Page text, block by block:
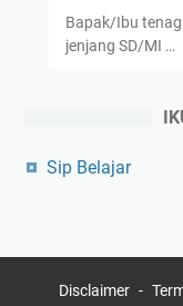
Bapak/Ibu
jenjang SD/MI …
Sip Belajar
Disclaimer